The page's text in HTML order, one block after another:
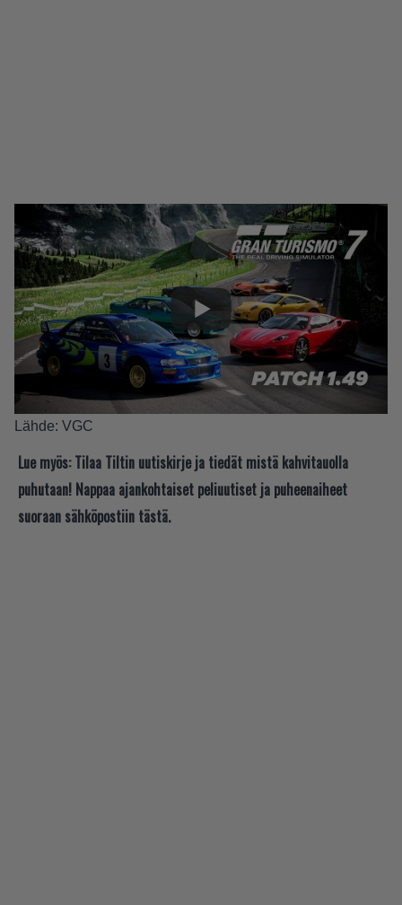
Lähde: VGC
Lue myös: Tilaa Tiltin uutiskirje ja tiedät mistä kahvitauolla
puhutaan! Nappaa ajankohtaiset peliuutiset ja puheenaiheet
suoraan sähköpostiin tästä.